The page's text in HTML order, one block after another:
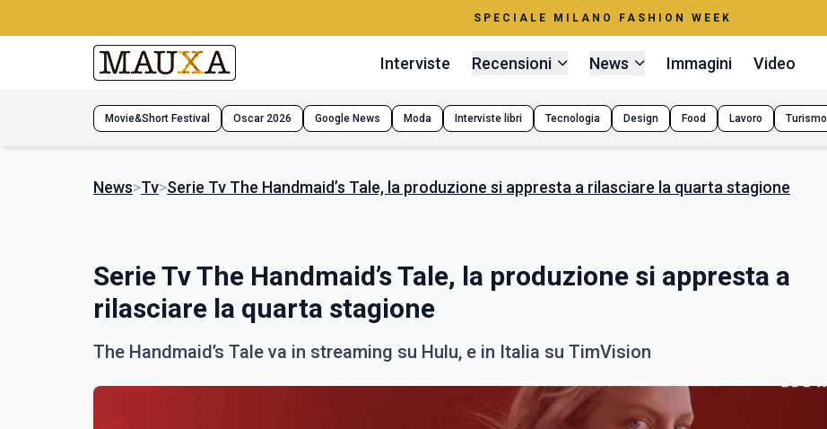
SPECIALE MILANO FASHION WEEK
Interviste Recensioni News Immagini Video
Movie&Short Festival Oscar 2026 Google News Moda Interviste libri Tecnologia Design Food Lavoro Turismo
News>Tv>Serie Tv The Handmaid’s Tale, la produzione si appresta a rilasciare la quarta stagione
Serie Tv The Handmaid’s Tale, la produzione si appresta a
rilasciare la quarta stagione
The Handmaid’s Tale va in streaming su Hulu, e in Italia su TimVision